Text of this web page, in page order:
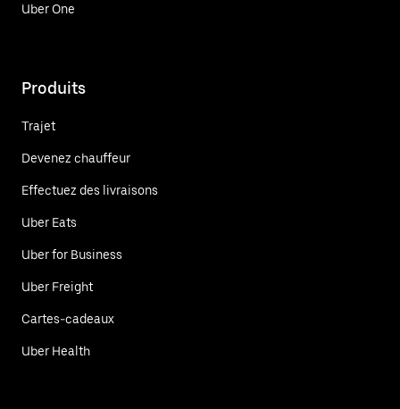
Uber One
Produits
Trajet
Devenez chauffeur
Effectuez des livraisons
Uber Eats
Uber for Business
Uber Freight
Cartes-cadeaux
Uber Health